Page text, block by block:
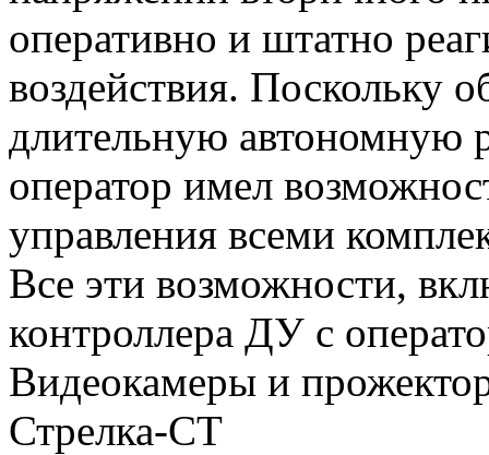
оперативно и штатно
воздействия. Поскольку
длительную автономную
оператор имел
управления всеми
Все эти возможности,
контроллера ДУ с
Видеокамеры и
Стрелка-СТ